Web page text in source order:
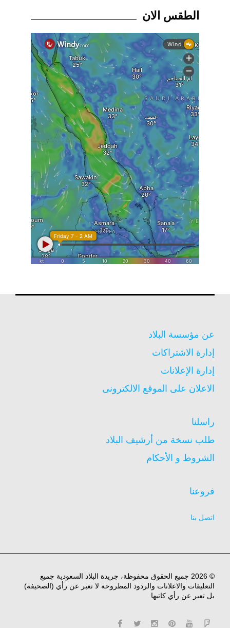
الطقس الان
عن مؤسسة البلاد
إدارة الاشتراكات
إدارة الإعلانات
الاعلان على الموقع الالكترونى
راسلنا
طلب نسخة من أرشيف البلاد
الشروط و الأحكام
فروعنا
اتصل بنا
© 2026 جميع الحقوق محفوظة، جريدة البلاد السعودية جميع
التعليقات والاعلانات والردود المطروحة لا تعبر عن رأي (الصحيفة)
بل تعبر عن رأي كاتبها